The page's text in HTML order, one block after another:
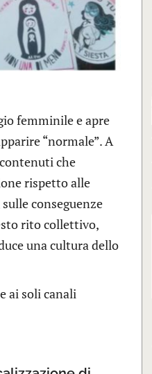
femminile e apre
“normale”. A
che
rispetto alle
conseguenze
rito collettivo,
una cultura dello
ai soli canali